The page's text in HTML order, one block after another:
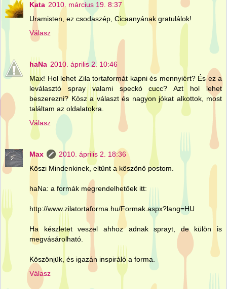
Kata 2010. március 19. 8:37
Uramisten, ez csodaszép, Cicaanyának gratulálok!
Válasz
haNa 2010. április 2. 10:46
Max! Hol lehet Zila tortaformát kapni és mennyiért? És ez a
leválasztó spray valami speckó cucc? Azt hol lehet
beszerezni? Kösz a választ és nagyon jókat alkottok, most
találtam az oldalatokra.
Válasz
Max
2010. április 2. 18:36
Köszi Mindenkinek, eltűnt a köszönő postom.
haNa: a formák megrendelhetőek itt:
http://www.zilatortaforma.hu/Formak.aspx?lang=HU
Ha készletet veszel ahhoz adnak sprayt, de külön is
megvásárolható.
Köszönjük, és igazán inspiráló a forma.
Válasz